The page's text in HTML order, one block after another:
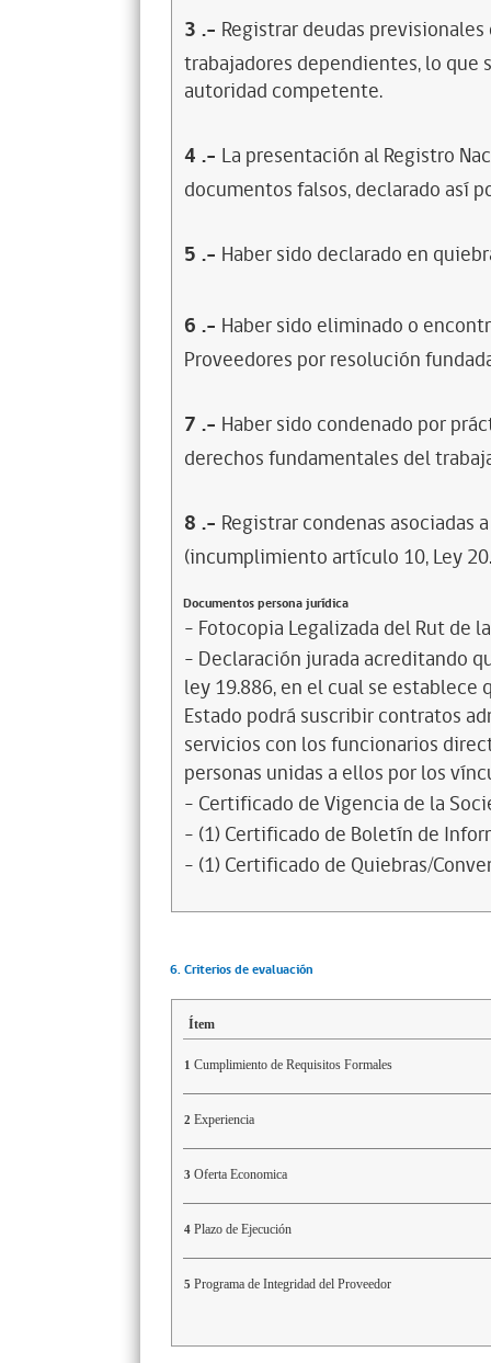
3 .- Registrar deudas
trabajadores dependientes, lo
autoridad competente.
4 .- La presentación al Registro
documentos falsos, declarado así
5 .- Haber sido declarado en
6 .- Haber sido eliminado o
Proveedores por resolución
7 .- Haber sido condenado por
derechos fundamentales del
8 .- Registrar condenas asociadas
(incumplimiento artículo 10, Ley
Documentos persona jurídica
- Fotocopia Legalizada del Rut de
- Declaración jurada acreditando
ley 19.886, en el cual se
Estado podrá suscribir contratos
servicios con los funcionarios
personas unidas a ellos por los
- Certificado de Vigencia de la
- (1) Certificado de Boletín de
- (1) Certificado de Quiebras/
6. Criterios de evaluación
Ítem
1 Cumplimiento de Requisitos Formales
2 Experiencia
3 Oferta Economica
4 Plazo de Ejecución
5 Programa de Integridad del Proveedor